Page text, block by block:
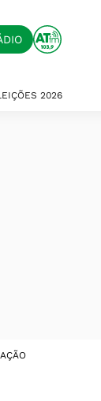
2026